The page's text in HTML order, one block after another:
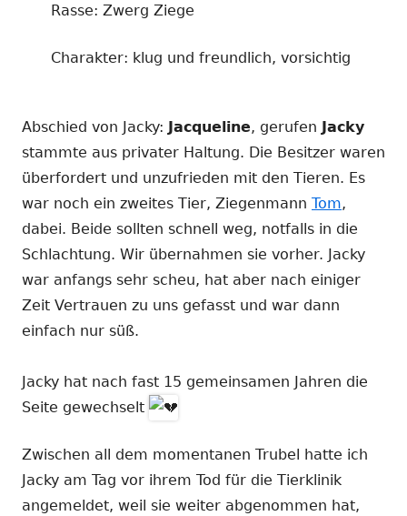
Rasse: Zwerg Ziege
Charakter: klug und freundlich, vorsichtig
Abschied von Jacky: Jacqueline, gerufen Jacky
stammte aus privater Haltung. Die Besitzer waren
überfordert und unzufrieden mit den Tieren. Es
war noch ein zweites Tier, Ziegenmann Tom,
dabei. Beide sollten schnell weg, notfalls in die
Schlachtung. Wir übernahmen sie vorher. Jacky
war anfangs sehr scheu, hat aber nach einiger
Zeit Vertrauen zu uns gefasst und war dann
einfach nur süß.
Jacky hat nach fast 15 gemeinsamen Jahren die
Seite gewechselt
Zwischen all dem momentanen Trubel hatte ich
Jacky am Tag vor ihrem Tod für die Tierklinik
angemeldet, weil sie weiter abgenommen hat,